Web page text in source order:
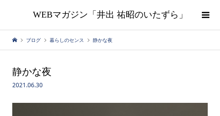
WEBマガジン「井出 祐昭のいたずら」
ブログ 暮らしのセンス 静かな夜
静かな夜
2021.06.30